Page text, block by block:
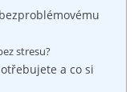
stresu?
a co si